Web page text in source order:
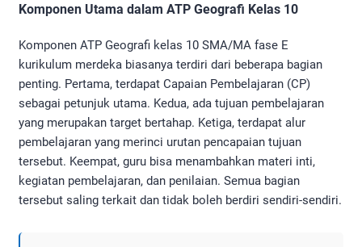
Komponen Utama dalam ATP Geografi Kelas 10
Komponen ATP Geografi kelas 10 SMA/MA fase E
kurikulum merdeka biasanya terdiri dari beberapa bagian
penting. Pertama, terdapat Capaian Pembelajaran (CP)
sebagai petunjuk utama. Kedua, ada tujuan pembelajaran
yang merupakan target bertahap. Ketiga, terdapat alur
pembelajaran yang merinci urutan pencapaian tujuan
tersebut. Keempat, guru bisa menambahkan materi inti,
kegiatan pembelajaran, dan penilaian. Semua bagian
tersebut saling terkait dan tidak boleh berdiri sendiri-sendiri.